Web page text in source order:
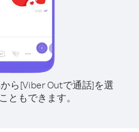
ら[Viber Outで通話]を選
ともできます。